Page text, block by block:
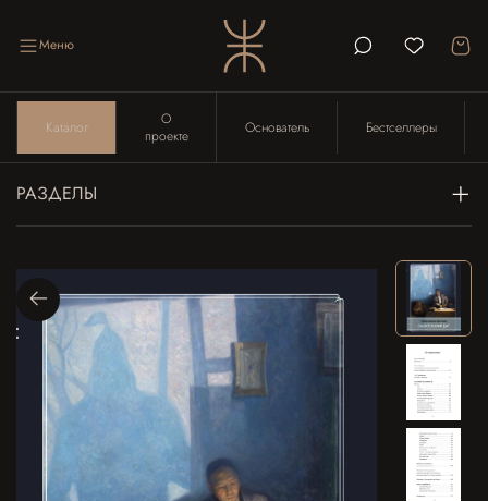
Меню
Каталог
О
проекте
Основатель Бестселлеры
РАЗДЕЛЫ